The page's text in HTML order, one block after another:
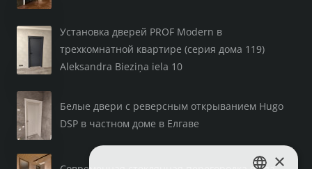
Установка дверей PROF Modern в
трехкомнатной квартире (серия дома 119)
Aleksandra Bieziņa iela 10
Белые двери с реверсным открыванием Hugo
DSP в частном доме в Елгаве
×